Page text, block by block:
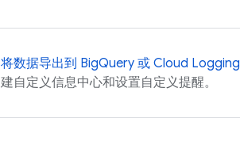
将数据导出到 BigQuery 或 Cloud Logging
建自定义信息中心和设置自定义提醒。